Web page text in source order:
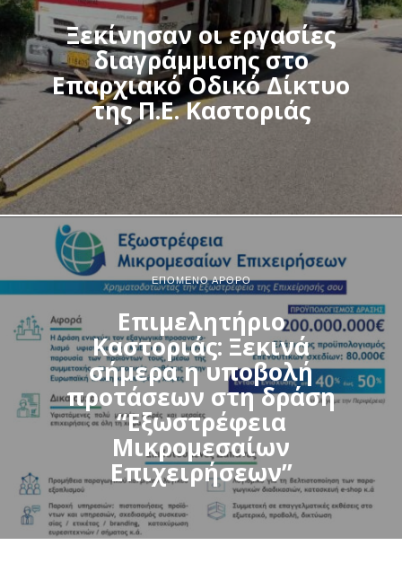
Ξεκίνησαν οι εργασίες
διαγράμμισης στο
Επαρχιακό Οδικό Δίκτυο
της Π.Ε. Καστοριάς
ΕΠΌΜΕΝΟ ΆΡΘΡΟ
Επιμελητήριο
Καστοριάς: Ξεκινά
σήμερα η υποβολή
προτάσεων στη δράση
“Εξωστρέφεια
Μικρομεσαίων
Επιχειρήσεων”